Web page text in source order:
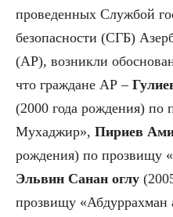
проведенных Службой
безопасности (СГБ)
(АР), возникли
что граждане АР –
(2000 года рождения) по
Мухаджир», Пириев
рождения) по прозвищу
Эльвин Санан оглу
прозвищу «Абдуррахман